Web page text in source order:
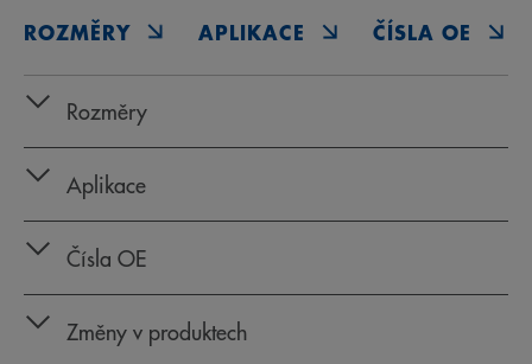
ROZMĚRY APLIKACE ČÍSLA OE
Rozměry
Aplikace
Čísla OE
Změny v produktech